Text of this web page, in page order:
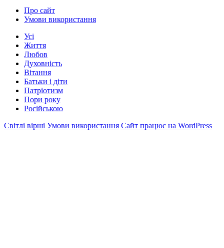
Про сайт
Умови використання
Усі
Життя
Любов
Духовність
Вітання
Батьки і діти
Патріотизм
Пори року
Російською
Світлі вірші Умови використання Сайт працює на WordPress